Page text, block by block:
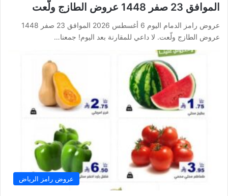
الموافق 23 صفر 1448 عروض الطازج ولّعت
عروض رامز الدمام اليوم 6 أغسطس 2026 الموافق 23 صفر 1448
عروض الطازج ولّعت. لا داعي للمقارنة بعد اليوم! جمعنا…
عروض رامز الرياض